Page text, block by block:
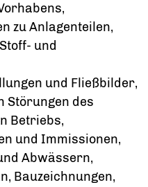
zu Anlagenteilen,
und
und Fließbilder,
Störungen des
Betriebs,
und Immissionen,
Abwässern,
Bauzeichnungen,